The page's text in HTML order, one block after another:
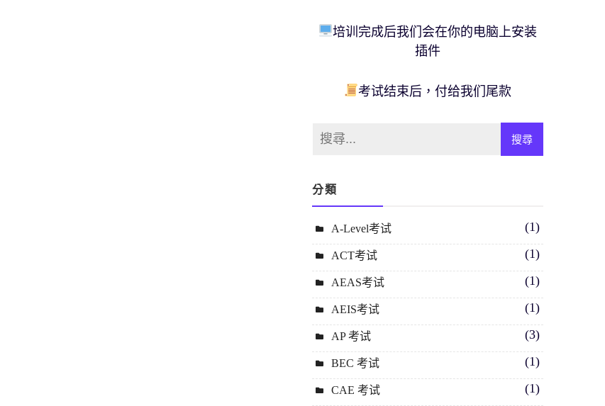
培训完成后我们会在你的电脑上安装
插件
考试结束后，付给我们尾款
分類
A-Level考试 (1)
ACT考试 (1)
AEAS考试 (1)
AEIS考试 (1)
AP 考试 (3)
BEC 考试 (1)
CAE 考试 (1)